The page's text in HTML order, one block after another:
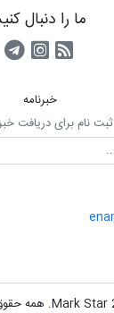
ما را دنبال
RSSکانال
خبرنامه
ثبت نام برای دریافت